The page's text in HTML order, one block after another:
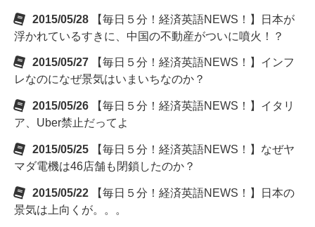
2015/05/28
【毎日５分！経済英語NEWS！】日本が
浮かれているすきに、中国の不動産がついに噴火！？
2015/05/27
【毎日５分！経済英語NEWS！】インフ
レなのになぜ景気はいまいちなのか？
2015/05/26
【毎日５分！経済英語NEWS！】イタリ
ア、Uber禁止だってよ
2015/05/25
【毎日５分！経済英語NEWS！】なぜヤ
マダ電機は46店舗も閉鎖したのか？
2015/05/22
【毎日５分！経済英語NEWS！】日本の
景気は上向くが。。。